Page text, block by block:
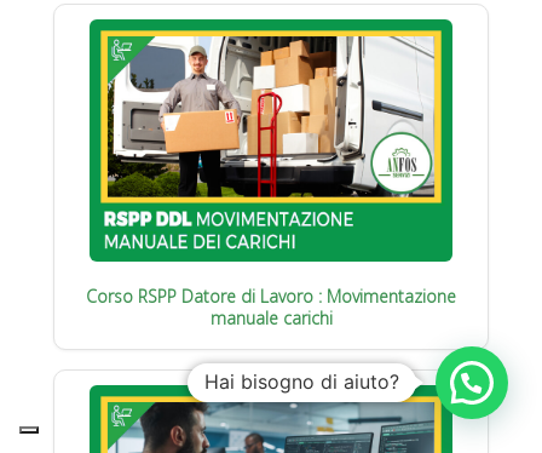
Corso RSPP Datore di Lavoro : Movimentazione
manuale carichi
Hai bisogno di aiuto?